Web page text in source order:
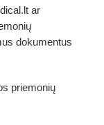
ar
dokumentus
priemonių